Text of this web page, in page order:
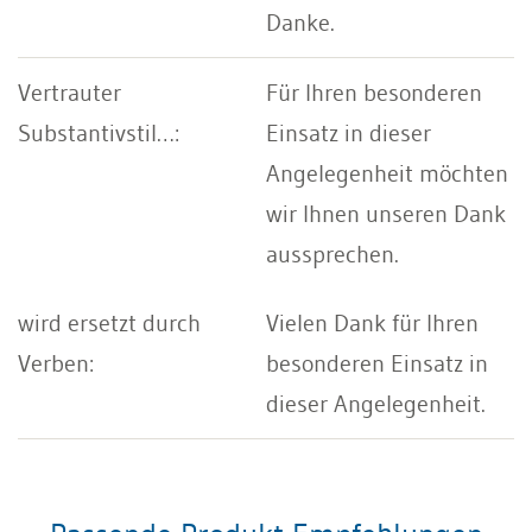
Danke.
Für Ihren besonderen
Einsatz in dieser
Angelegenheit möchten
wir Ihnen unseren Dank
aussprechen.
Vielen Dank für Ihren
besonderen Einsatz in
dieser Angelegenheit.